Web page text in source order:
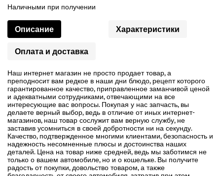
Наличными при получении
Описание Характеристики
Оплата и доставка
Наш интернет магазин не просто продает товар, а
преподносит вам редкое в наши дни блюдо, рецепт которого
гарантированное качество, приправленное заманчивой ценой
и адекватными сотрудниками, отвечающими на все
интересующие вас вопросы. Покупая у нас запчасть, вы
делаете верный выбор, ведь в отличие от иных интернет-
магазинов, наш товар сослужит вам верную службу, не
заставив усомниться в своей добротности ни на секунду.
Качество, подтвержденное многими клиентами, безопасность и
надежность несомненные плюсы и достоинства наших
деталей. Цена на товар ниже средней, ведь мы заботимся не
только о вашем автомобиле, но и о кошельке. Вы получите
радость от покупки, довольство товаром, а также